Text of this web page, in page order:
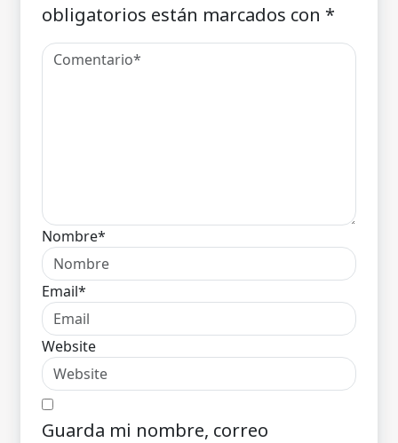
obligatorios están marcados con *
Nombre*
Email*
Website
Guarda mi nombre, correo